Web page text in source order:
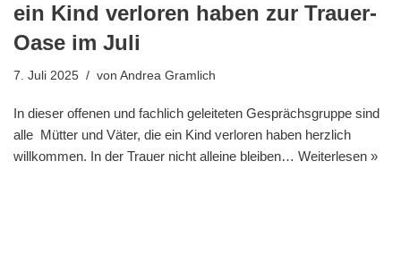
ein Kind verloren haben zur Trauer-
Oase im Juli
7. Juli 2025 von Andrea Gramlich
In dieser offenen und fachlich geleiteten Gesprächsgruppe sind
alle Mütter und Väter, die ein Kind verloren haben herzlich
willkommen. In der Trauer nicht alleine bleiben… Weiterlesen »